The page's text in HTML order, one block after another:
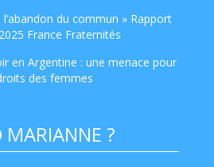
du commun » Rapport
France Fraternités
en Argentine : une menace pour
des femmes
MARIANNE ?